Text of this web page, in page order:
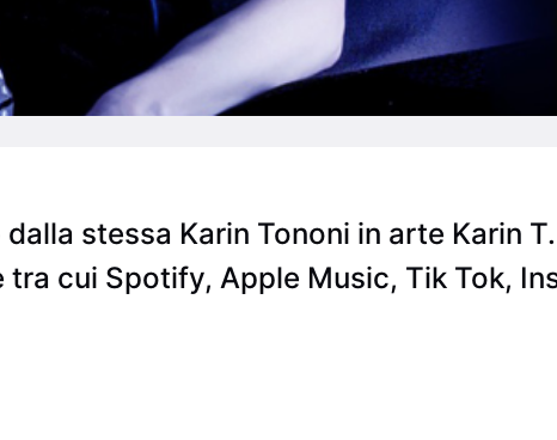
stessa Karin Tononi in arte Karin T.
cui Spotify, Apple Music, Tik Tok,